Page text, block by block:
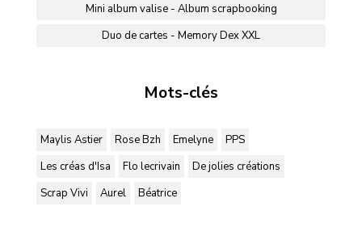
Mini album valise - Album scrapbooking
Duo de cartes - Memory Dex XXL
Mots-clés
Maylis Astier Rose Bzh Emelyne
PPS
Les créas d'Isa
Flo lecrivain
De jolies créations
Scrap Vivi
Aurel Béatrice